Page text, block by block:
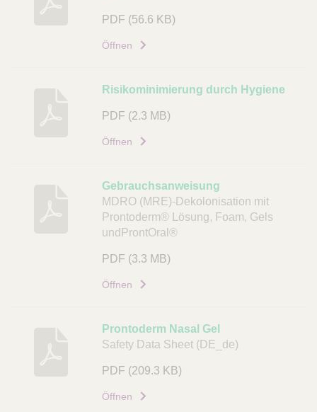
PDF (56.6 KB)
Öffnen
Risikominimierung durch Hygiene
PDF (2.3 MB)
Öffnen
Gebrauchsanweisung
MDRO (MRE)-Dekolonisation mit
Prontoderm® Lösung, Foam, Gels
undProntOral®
PDF (3.3 MB)
Öffnen
Prontoderm Nasal Gel
Safety Data Sheet (DE_de)
PDF (209.3 KB)
Öffnen